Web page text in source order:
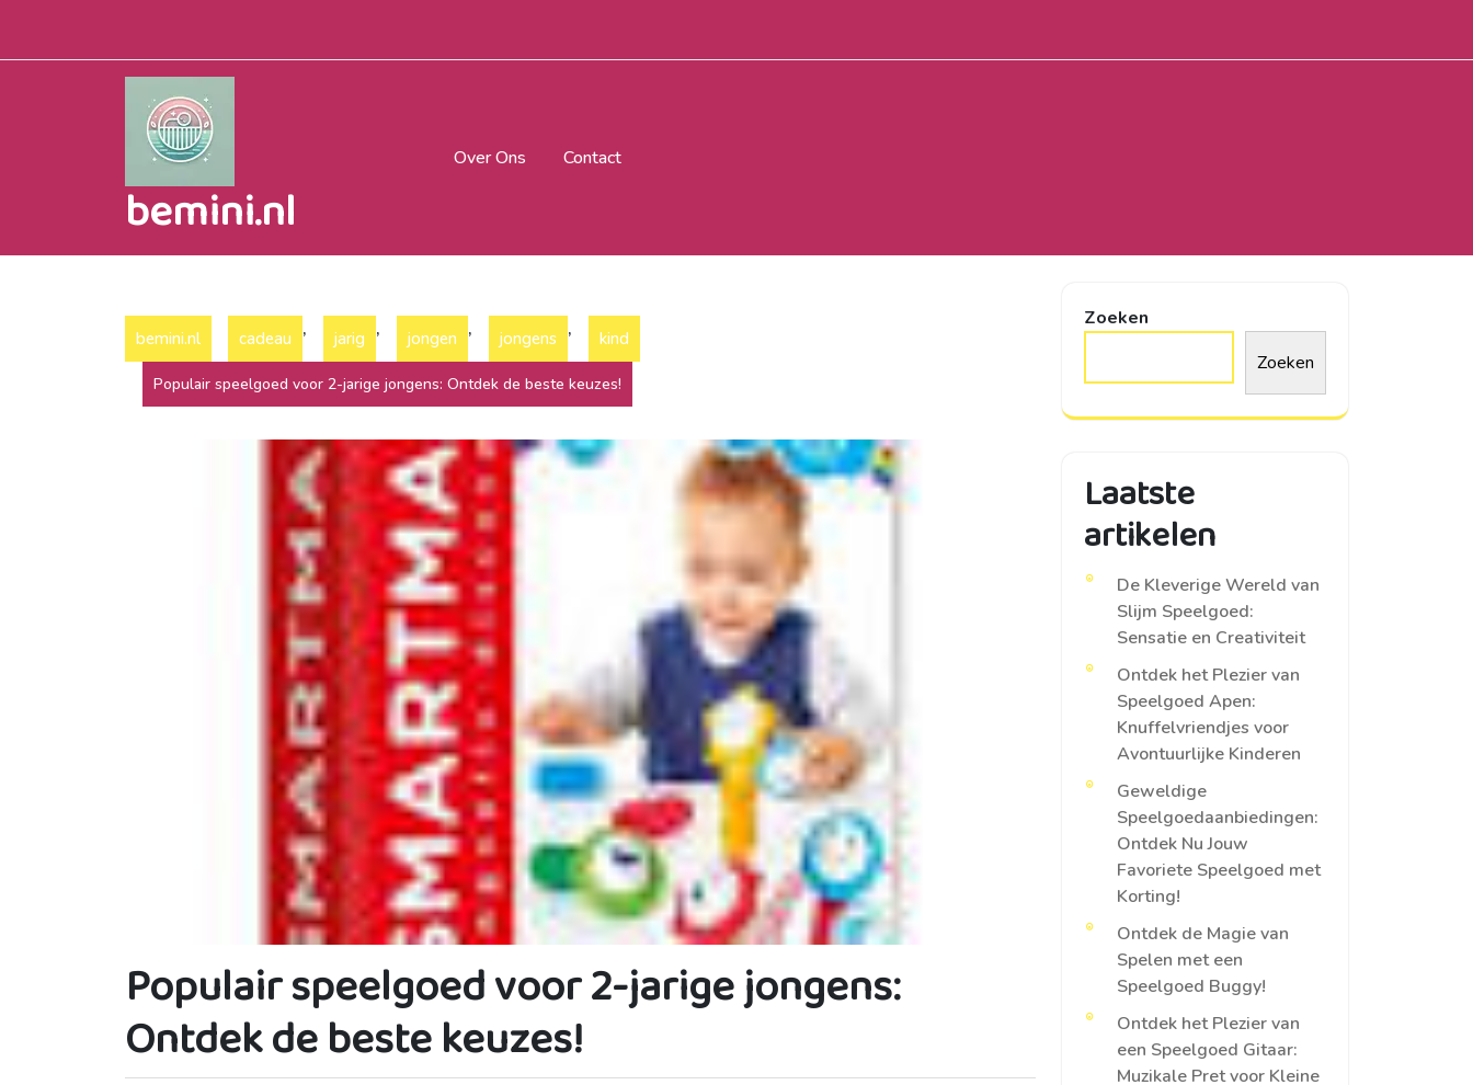
inhoud
bemini.nl
Over Ons Contact
bemini.nl cadeau , jarig , jongen , jongens , kind
Populair speelgoed voor 2-jarige jongens: Ontdek de beste keuzes!
Populair speelgoed voor 2-jarige jongens:
Ontdek de beste keuzes!
Zoeken
Zoeken
Laatste
artikelen
De Kleverige Wereld van
Slijm Speelgoed:
Sensatie en Creativiteit
Ontdek het Plezier van
Speelgoed Apen:
Knuffelvriendjes voor
Avontuurlijke Kinderen
Geweldige
Speelgoedaanbiedingen:
Ontdek Nu Jouw
Favoriete Speelgoed met
Korting!
Ontdek de Magie van
Spelen met een
Speelgoed Buggy!
Ontdek het Plezier van
een Speelgoed Gitaar:
Muzikale Pret voor Kleine